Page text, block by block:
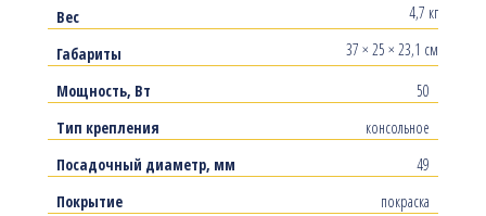
Вес
4,7 кг
Габариты
37 × 25 × 23,1 см
Мощность, Вт
50
Тип крепления
консольное
Посадочный диаметр, мм
49
Покрытие
покраска